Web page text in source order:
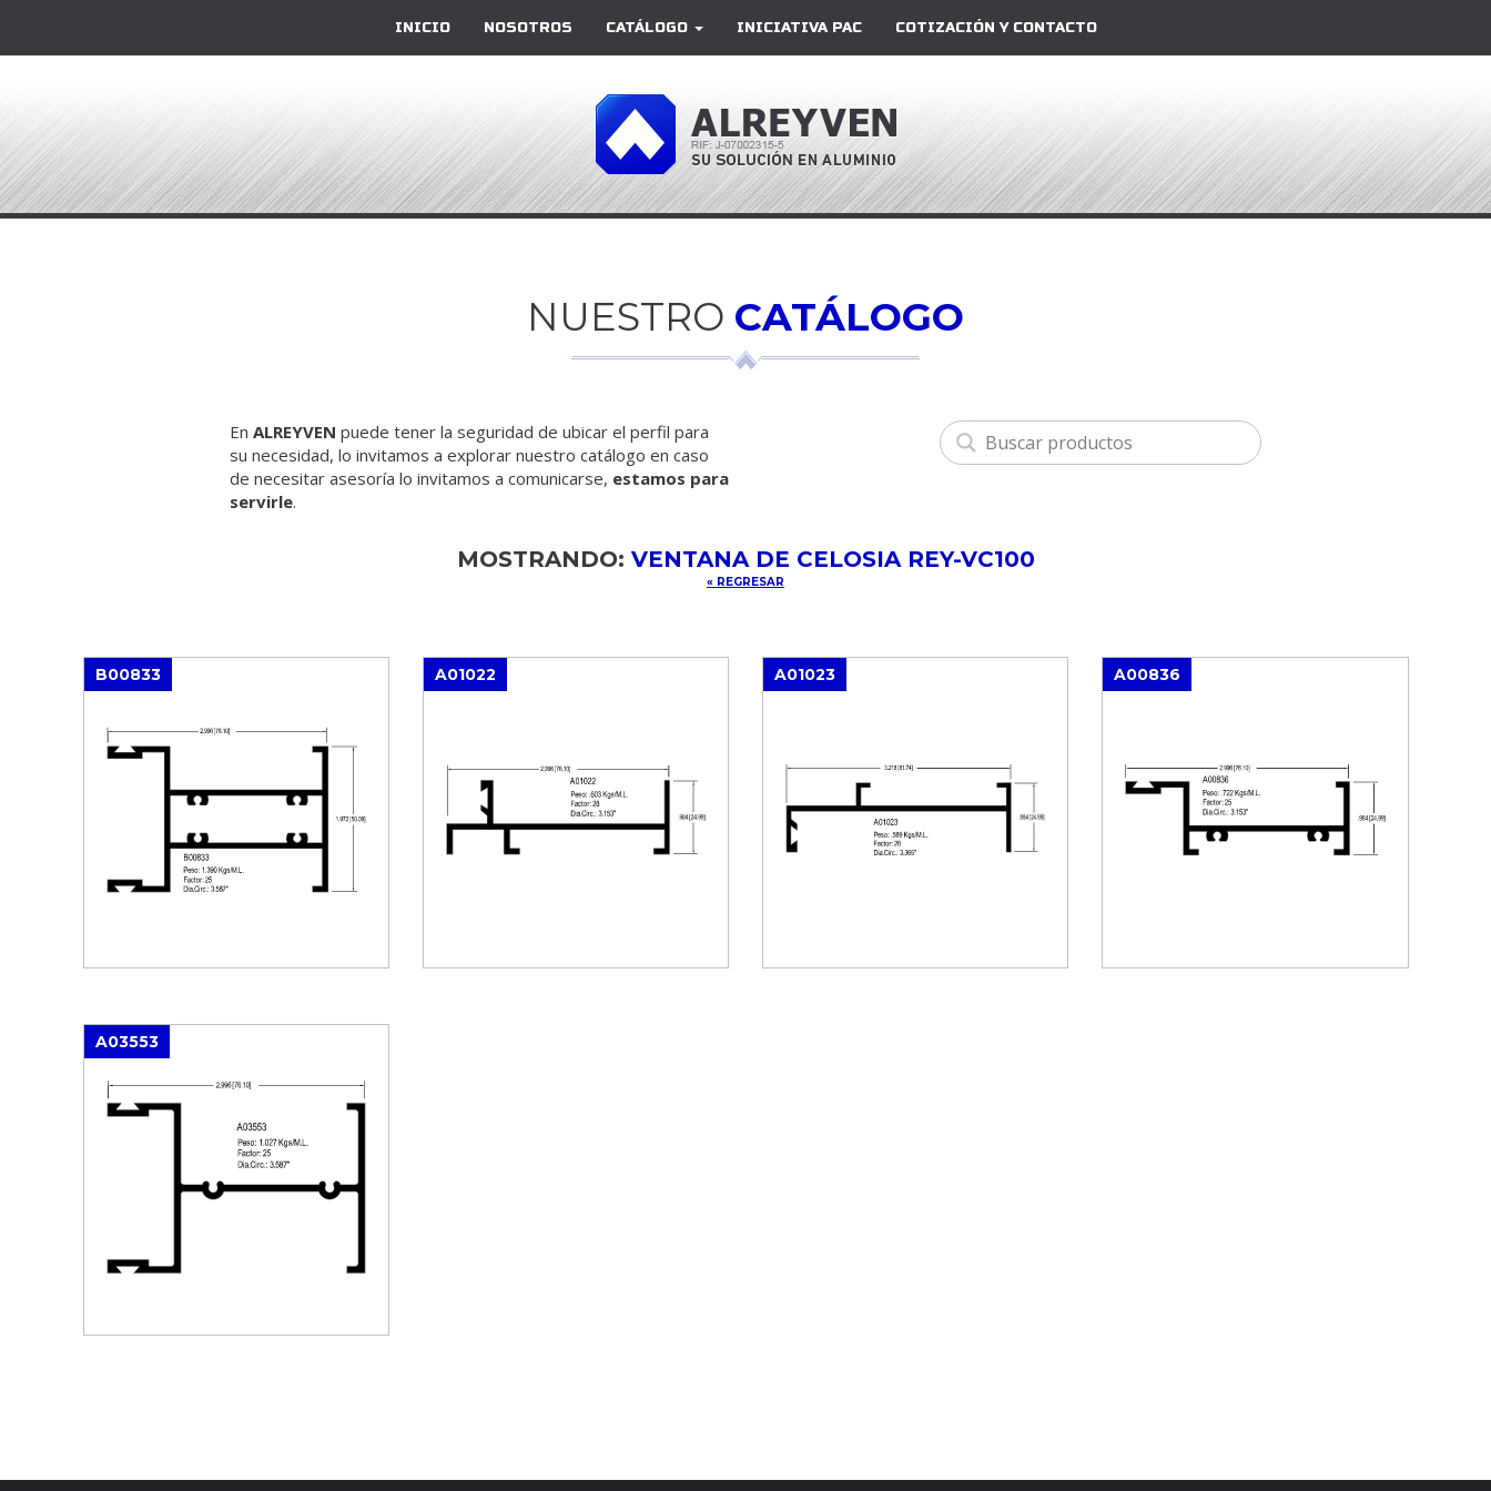
INICIO NOSOTROS CATÁLOGO INICIATIVA PAC COTIZACIÓN Y CONTACTO
NUESTRO CATÁLOGO
En ALREYVEN puede tener la seguridad de ubicar el perfil para
su necesidad, lo invitamos a explorar nuestro catálogo en caso
de necesitar asesoría lo invitamos a comunicarse, estamos para
servirle.
MOSTRANDO: VENTANA DE CELOSIA REY-VC100
« REGRESAR
B00833 A01022 A01023 A00836
A03553